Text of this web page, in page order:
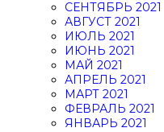
СЕНТЯБРЬ 2021
АВГУСТ 2021
ИЮЛЬ 2021
ИЮНЬ 2021
МАЙ 2021
АПРЕЛЬ 2021
МАРТ 2021
ФЕВРАЛЬ 2021
ЯНВАРЬ 2021